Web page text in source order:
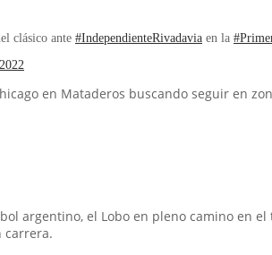
clásico ante #IndependienteRivadavia en la
en Mataderos buscando seguir en
argentino, el Lobo en pleno camino en
carrera.